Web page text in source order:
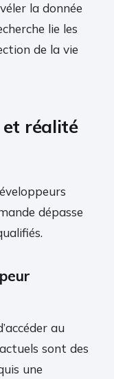
la donnée
lie les
de la vie
réalité
dépasse
au
sont des
une